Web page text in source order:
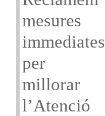
mesures
immediates
per
millorar
l’Atenció